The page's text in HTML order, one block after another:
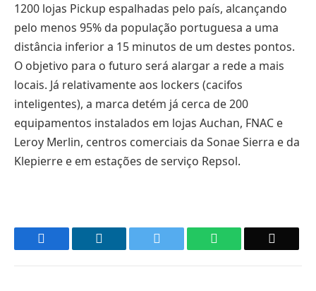
1200 lojas Pickup espalhadas pelo país, alcançando
pelo menos 95% da população portuguesa a uma
distância inferior a 15 minutos de um destes pontos.
O objetivo para o futuro será alargar a rede a mais
locais. Já relativamente aos lockers (cacifos
inteligentes), a marca detém já cerca de 200
equipamentos instalados em lojas Auchan, FNAC e
Leroy Merlin, centros comerciais da Sonae Sierra e da
Klepierre e em estações de serviço Repsol.
WhatsApp